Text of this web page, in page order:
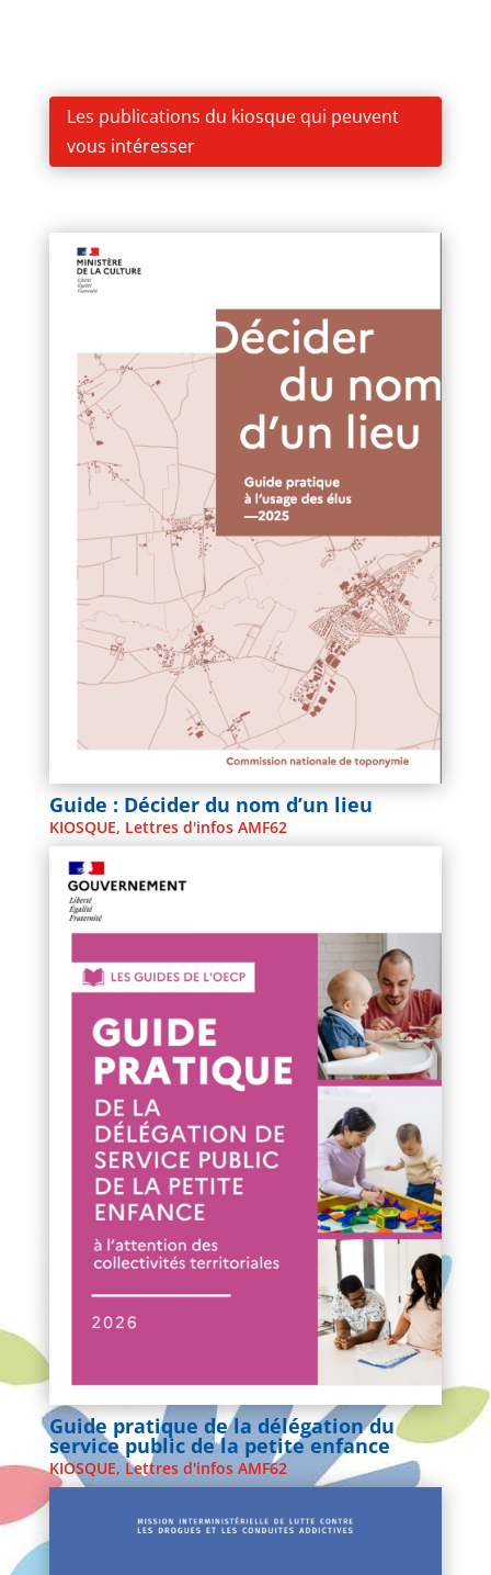
Les publications du kiosque qui peuvent
vous intéresser
Guide : Décider du nom d’un lieu
KIOSQUE, Lettres d'infos AMF62
Guide pratique de la délégation du
service public de la petite enfance
KIOSQUE, Lettres d'infos AMF62